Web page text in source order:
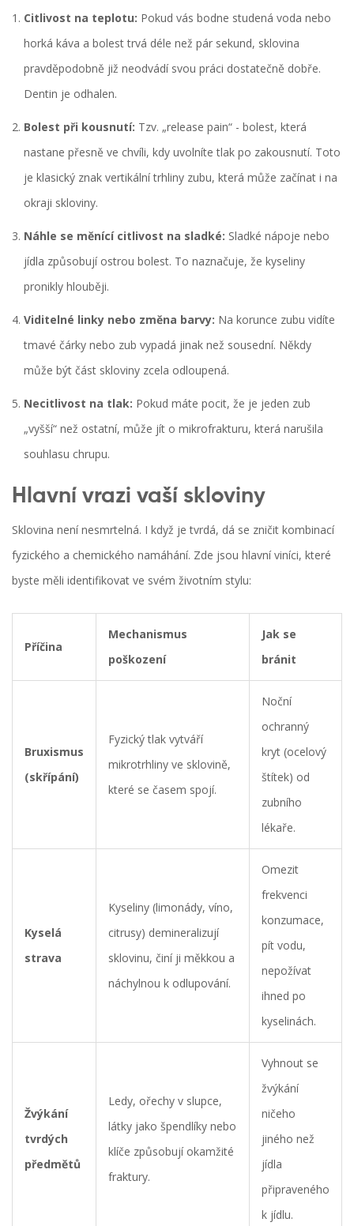
Citlivost na teplotu: Pokud vás bodne studená voda nebo
horká káva a bolest trvá déle než pár sekund, sklovina
pravděpodobně již neodvádí svou práci dostatečně dobře.
Dentin je odhalen.
Bolest při kousnutí: Tzv. „release pain“ - bolest, která
nastane přesně ve chvíli, kdy uvolníte tlak po zakousnutí. Toto
je klasický znak vertikální trhliny zubu, která může začínat i na
okraji skloviny.
Náhle se měnící citlivost na sladké: Sladké nápoje nebo
jídla způsobují ostrou bolest. To naznačuje, že kyseliny
pronikly hlouběji.
Viditelné linky nebo změna barvy: Na korunce zubu vidíte
tmavé čárky nebo zub vypadá jinak než sousední. Někdy
může být část skloviny zcela odloupená.
Necitlivost na tlak: Pokud máte pocit, že je jeden zub
„vyšší“ než ostatní, může jít o mikrofrakturu, která narušila
souhlasu chrupu.
Hlavní vrazi vaší skloviny
Sklovina není nesmrtelná. I když je tvrdá, dá se zničit kombinací
fyzického a chemického namáhání. Zde jsou hlavní viníci, které
byste měli identifikovat ve svém životním stylu:
Příčina
Mechanismus
poškození
Jak se
bránit
Bruxismus
(skřípání)
Fyzický tlak vytváří
mikrotrhliny ve sklovině,
které se časem spojí.
Noční
ochranný
kryt (ocelový
štítek) od
zubního
lékaře.
Kyselá
strava
Kyseliny (limonády, víno,
citrusy) demineralizují
sklovinu, činí ji měkkou a
náchylnou k odlupování.
Omezit
frekvenci
konzumace,
pít vodu,
nepožívat
ihned po
kyselinách.
Žvýkání
tvrdých
předmětů
Ledy, ořechy v slupce,
látky jako špendlíky nebo
klíče způsobují okamžité
fraktury.
Vyhnout se
žvýkání
ničeho
jiného než
jídla
připraveného
k jídlu.